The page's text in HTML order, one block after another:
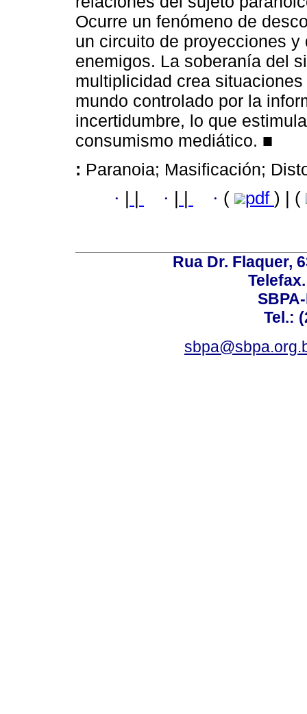
Ocurre un fenómeno de
un circuito de proyecciones
enemigos. La soberanía del
multiplicidad crea
mundo controlado por la
incertidumbre, lo que
consumismo mediático. ■
: Paranoia; Masificación;
· · · ( pdf ) | (
Rua Dr. Flaquer,
Tel.: